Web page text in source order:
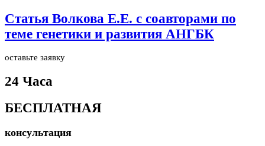
Статья Волкова Е.Е. с соавторами по
теме генетики и развития АНГБК
оставьте заявку
24 Часа
БЕСПЛАТНАЯ
консультация